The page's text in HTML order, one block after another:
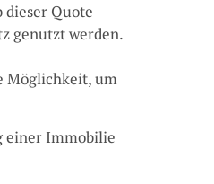
Quote
genutzt werden.
Möglichkeit, um
einer Immobilie